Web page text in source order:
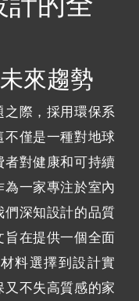
來趨勢
際，採用環保系
僅是一種對地球
對健康和可持續
一家專注於室內
深知設計的品質
在提供一個全面
料選擇到設計實
不失高質感的家